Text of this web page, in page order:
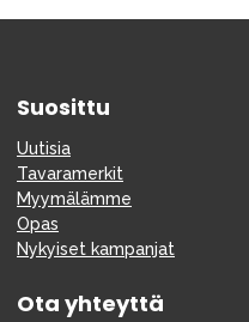
Suosittu
Uutisia
Tavaramerkit
Myymälämme
Opas
Nykyiset kampanjat
Ota yhteyttä